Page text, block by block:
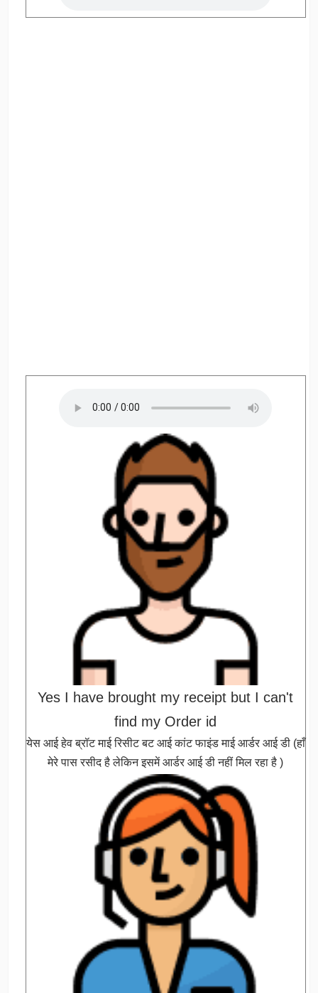
Yes I have brought my receipt but I can't
find my Order id
येस आई हेव ब्रॉट माई रिसीट बट आई कांट फाइंड माई आर्डर आई डी (हाँ
मेरे पास रसीद है लेकिन इसमें आर्डर आई डी नहीं मिल रहा है )